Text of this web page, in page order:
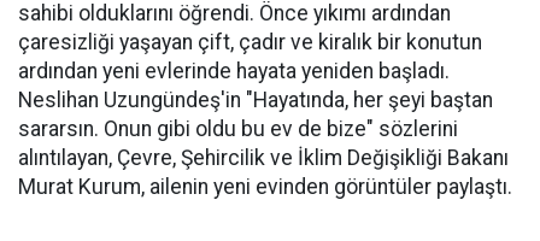
sahibi olduklarını öğrendi. Önce yıkımı ardından
çaresizliği yaşayan çift, çadır ve kiralık bir konutun
ardından yeni evlerinde hayata yeniden başladı.
Neslihan Uzungündeş'in "Hayatında, her şeyi baştan
sararsın. Onun gibi oldu bu ev de bize" sözlerini
alıntılayan, Çevre, Şehircilik ve İklim Değişikliği Bakanı
Murat Kurum, ailenin yeni evinden görüntüler paylaştı.